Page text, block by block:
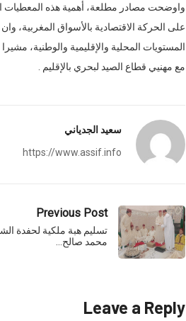
واوضحت مصادر مطلعة، أهمية هذه المعطيات
على الحركة الاقتصادية بالأسواق المغربية،
المستويات المحلية والإقليمية والوطنية،
مع مهنيي قطاع الصيد لبحري بالإقليم .
سعيد الجدياني
https://www.assif.info
Previous Post
تسليم هبة ملكية لحفدة
محمد صالح…
Leave a Reply